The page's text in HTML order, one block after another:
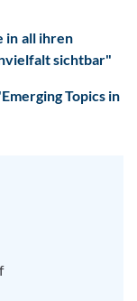
in all ihren
sichtbar"
Topics in